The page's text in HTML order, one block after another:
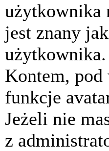
użytkownika
jest znany
użytkownika.
Kontem, pod
funkcje
Jeżeli nie
z